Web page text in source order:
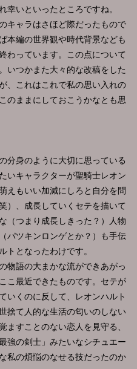
幸いといったところですね。
キャラはさほど際だったもので
本編の世界観や時代背景なども
わっています。この点について
いつかまた大々的な改稿をした
、これはこれで私の思い入れの
のままにしておこうかなとも思
分身のように大切に思っている
いキャラクターが聖騎士レオン
えもいい加減にしろと自分を問
）、成長していくセテを描いて
（つまり成長しきった？）人物
パツキンロンゲとか？）も手伝
トとなったわけです。
物語の大まかな流ができあがっ
こ最近できたものです。セテが
いくのに反して、レオンハルト
捨て人的な生活の匂いのしない
ますことのない恋人を見守る、
強の剣士」みたいなシチュエー
私の煩悩のなせる技だったのか